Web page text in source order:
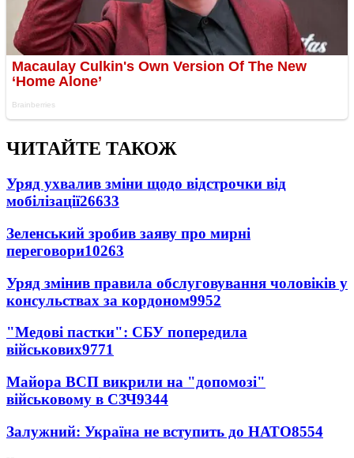
ЧИТАЙТЕ ТАКОЖ
Уряд ухвалив зміни щодо відстрочки від
мобілізації26633
Зеленський зробив заяву про мирні
переговори10263
Уряд змінив правила обслуговування чоловіків у
консульствах за кордоном9952
"Медові пастки": СБУ попередила
військових9771
Майора ВСП викрили на "допомозі"
військовому в СЗЧ9344
Залужний: Україна не вступить до НАТО8554